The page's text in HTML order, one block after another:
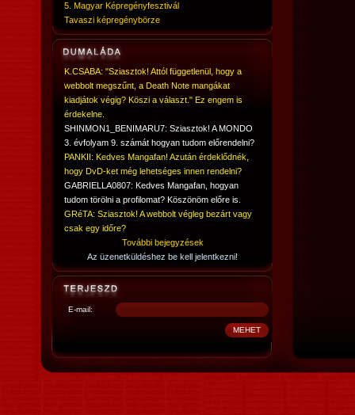
5. Magyar Képregényfesztivál
Tavaszi képregénybörze
K.CSABA: "Sziasztok! Attól függetlenül, hogy a
webbolt megszűnt, a Death Note mangákat
kiadjátok végig? Köszi a választ." Ez engem is
érdekelne.
SHINMON1_BENIMARU7: Sziasztok! A MONDO
3. évfolyam 9. számát hogyan tudom előrendelni?
PANKII: Kedves Mangafan! Azután érdeklődnék,
hogy DvD-ket még lehetséges innen rendelni?
GABRIELLA0807: Kedves Mangafan, hogyan
tudom törölni a profilomat? Köszönöm előre is.
GRéTA: Sziasztok! A webbolt végleg bezárt vagy
csak egy időre?
További bejegyzések
Az üzenetküldéshez be kell jelentkezni!
E-mail: